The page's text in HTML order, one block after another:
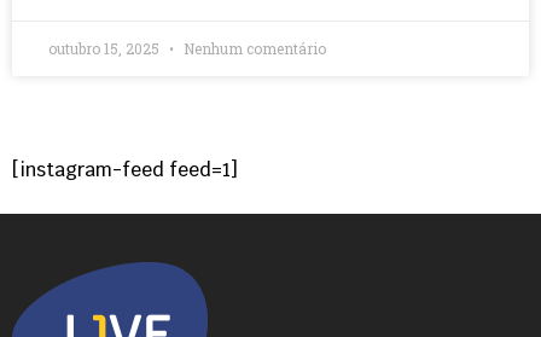
outubro 15, 2025 Nenhum comentário
[instagram-feed feed=1]